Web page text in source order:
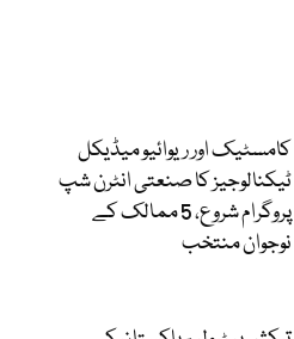
کامسٹیک اور ریوائیو میڈیکل
ٹیکنالوجیز کا صنعتی انٹرن شپ
پروگرام شروع، 5 ممالک کے
نوجوان منتخب